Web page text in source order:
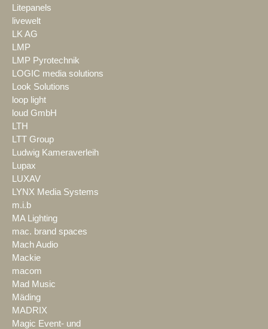
Litepanels
livewelt
LK AG
LMP
LMP Pyrotechnik
LOGIC media solutions
Look Solutions
loop light
loud GmbH
LTH
LTT Group
Ludwig Kameraverleih
Lupax
LUXAV
LYNX Media Systems
m.i.b
MA Lighting
mac. brand spaces
Mach Audio
Mackie
macom
Mad Music
Mäding
MADRIX
Magic Event- und